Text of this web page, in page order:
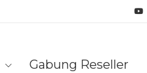
Gabung Reseller